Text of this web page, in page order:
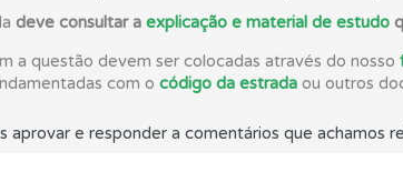
relacionadas com a plataforma.
para tirar dúvidas e ver resumos do código.
deve consultar a explicação e material de estudo
a questão devem ser colocadas através do nosso
com o código da estrada ou outros
aprovar e responder a comentários que achamos